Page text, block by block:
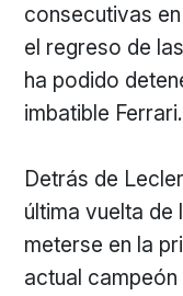
consecutivas
el regreso de
ha podido
imbatible Ferrari.
Detrás de
última vuelta de
meterse en la
actual